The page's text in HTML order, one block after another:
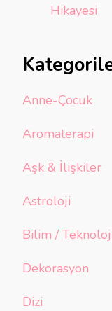
Hikayesi
Anne-Çocuk
Aromaterapi
Aşk & İlişkiler
Astroloji
Bilim /
Dekorasyon
Dizi